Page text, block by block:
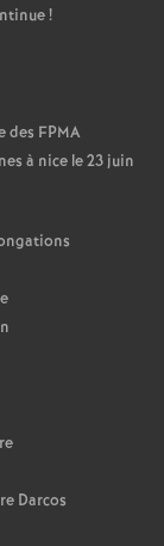
!
des FPMA
à nice le 23 juin
Darcos